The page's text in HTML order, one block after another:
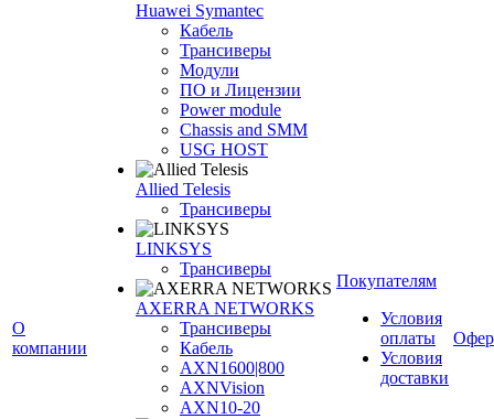
О
компании
Huawei Symantec
Кабель
Трансиверы
Модули
ПО и Лицензии
Power module
Chassis and SMM
USG HOST
Allied Telesis
Трансиверы
LINKSYS
Трансиверы
AXERRA NETWORKS
Трансиверы
Кабель
AXN1600|800
AXNVision
AXN10-20
Покупателям
Условия
оплаты
Условия
доставки